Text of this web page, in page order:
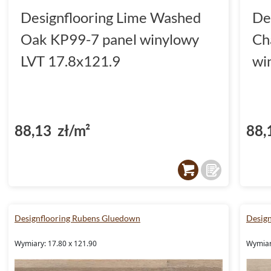
Designflooring Lime Washed
Oak KP99-7 panel winylowy
LVT 17.8x121.9
88,13 zł/m²
Designflooring Rubens Gluedown
Wymiary: 17.80 x 121.90